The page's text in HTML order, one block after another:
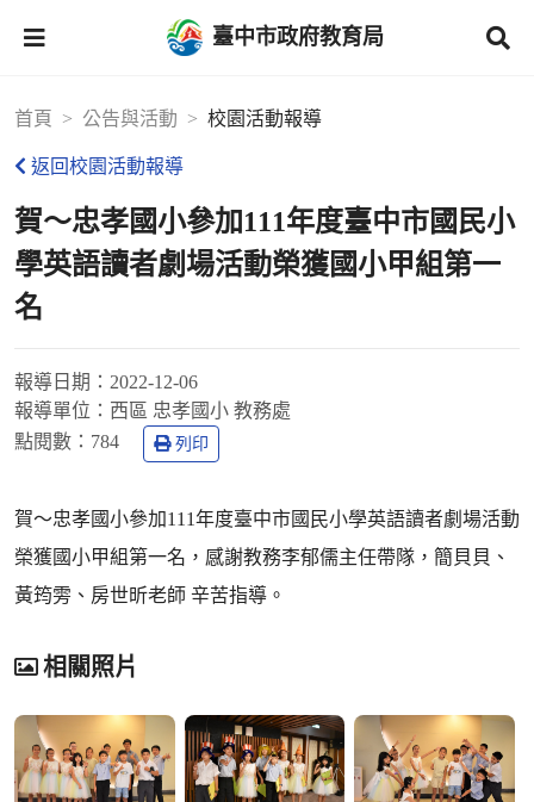
臺中市政府教育局
首頁 公告與活動 校園活動報導
返回校園活動報導
賀～忠孝國小參加111年度臺中市國民小
學英語讀者劇場活動榮獲國小甲組第一
名
報導日期： 2022-12-06
報導單位： 西區 忠孝國小 教務處
點閱數： 784 列印
賀～忠孝國小參加111年度臺中市國民小學英語讀者劇場活動
榮獲國小甲組第一名，感謝教務李郁儒主任帶隊，簡貝貝、
黃筠雱、房世昕老師 辛苦指導。
相關照片